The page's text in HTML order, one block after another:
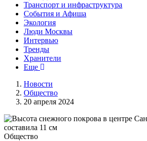
Транспорт и инфраструктура
События и Афиша
Экология
Люди Москвы
Интервью
Тренды
Хранители
Еще
Новости
Общество
20 апреля 2024
Общество